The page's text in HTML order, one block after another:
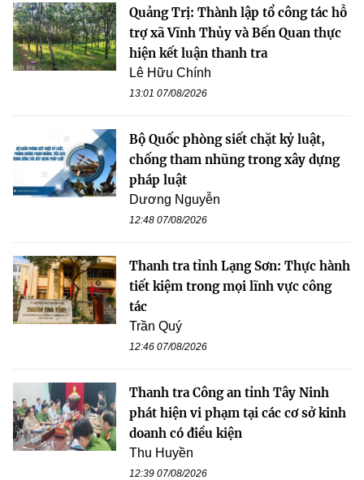
Quảng Trị: Thành lập tổ công tác hỗ
trợ xã Vĩnh Thủy và Bến Quan thực
hiện kết luận thanh tra
Lê Hữu Chính
13:01 07/08/2026
Bộ Quốc phòng siết chặt kỷ luật,
chống tham nhũng trong xây dựng
pháp luật
Dương Nguyễn
12:48 07/08/2026
Thanh tra tỉnh Lạng Sơn: Thực hành
tiết kiệm trong mọi lĩnh vực công
tác
Trần Quý
12:46 07/08/2026
Thanh tra Công an tỉnh Tây Ninh
phát hiện vi phạm tại các cơ sở kinh
doanh có điều kiện
Thu Huyền
12:39 07/08/2026